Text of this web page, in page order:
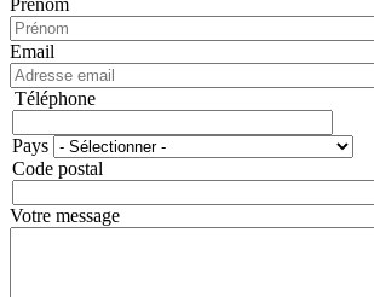
Email
Téléphone
Adresse
Pays
Code postal
Votre message